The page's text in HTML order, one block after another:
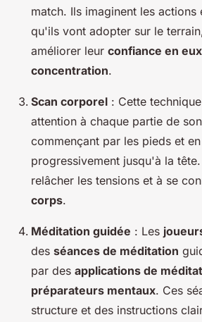
match. Ils imaginent les actions
qu'ils vont adopter sur le
améliorer leur confiance en eux
concentration.
Scan corporel : Cette
attention à chaque partie de son
commençant par les pieds et
progressivement jusqu'à la
relâcher les tensions et à se
corps.
Méditation guidée : Les
des séances de méditation
par des applications de
préparateurs mentaux. Ces
structure et des instructions